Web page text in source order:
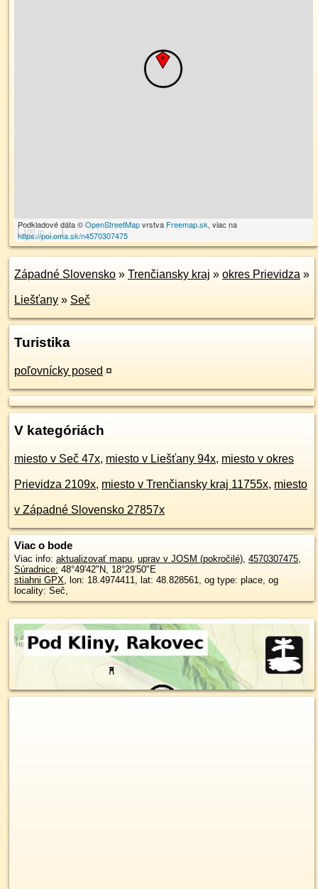
100 m
Podkladové dáta ©OpenStreetMapvrstva Freemap.sk, viac na
https://poi.oma.sk/n4570307475
Západné Slovensko » Trenčiansky kraj » okres Prievidza »
Liešťany » Seč
Turistika
poľovnícky posed ¤
V kategóriách
miesto v Seč 47x, miesto v Liešťany 94x, miesto v okres
Prievidza 2109x, miesto v Trenčiansky kraj 11755x, miesto
v Západné Slovensko 27857x
Viac o bode
Viac info: aktualizovať mapu, uprav v JOSM (pokročilé), 4570307475,
Súradnice: 48°49'42"N, 18°29'50"E
stiahni GPX, lon: 18.4974411, lat: 48.828561, og type: place, og
locality: Seč,